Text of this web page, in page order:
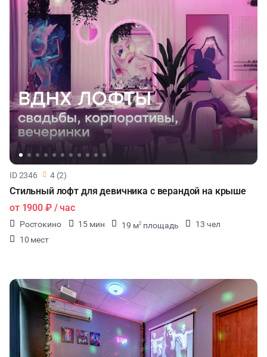
ID 2346 4 (2)
Стильный лофт для девичника с верандой на крыше
от 1900 ₽/ час
Ростокино 15 мин 19 м2 площадь
13 чел
10 мест